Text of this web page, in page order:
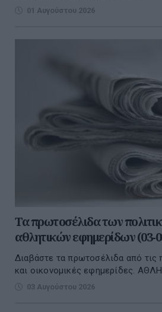
01 Αυγούστου 2026
Τα πρωτοσέλιδα των
αθλητικών εφημερίδων (03-
Διαβάστε τα πρωτοσέλιδα από τις
και οικονομικές εφημερίδες.
03 Αυγούστου 2026